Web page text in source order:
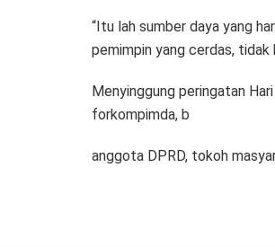
“Itu lah sumber daya yang
pemimpin yang cerdas, tidak
Menyinggung peringatan
forkompimda, b
anggota DPRD, tokoh